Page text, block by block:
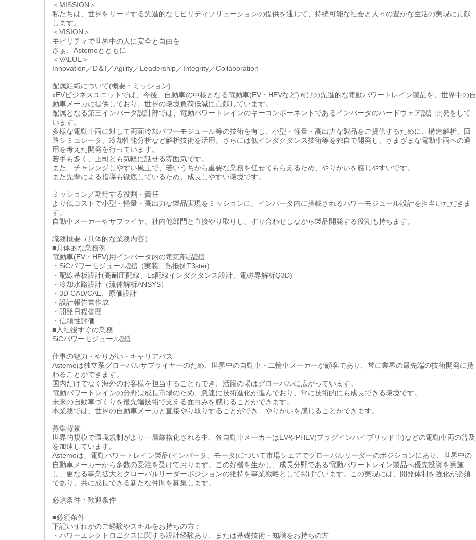
＜MISSION＞
私たちは、世界をリードする先進的なモビリティソリューションの提供を通じて、持続可能な社会と人々の豊かな生活の実現に貢献
します。
＜VISION＞
モビリティで世界中の人に安全と自由を
さぁ、Astemoとともに
＜VALUE＞
Innovation／D＆I／Agility／Leadership／Integrity／Collaboration
配属組織について(概要・ミッション)
xEVビジネスユニットでは、今後、自動車の中核となる電動車(EV・HEVなど)向けの先進的な電動パワートレイン製品を、世界中の自
動車メーカに提供しており、世界の環境負荷低減に貢献しています。
配属となる第三インバータ設計部では、電動パワートレインのキーコンポーネントであるインバータのハードウェア設計開発をして
います。
多様な電動車両に対して両面冷却パワーモジュール等の技術を有し、小型・軽量・高出力な製品をご提供するために、構造解析、回
路シミュレータ、冷却性能分析など解析技術を活用。さらには低インダクタンス技術等を独自で開発し、さまざまな電動車両への適
用を考えた開発を行っています。
若手も多く、上司とも気軽に話せる雰囲気です。
また、チャレンジしやすい風土で、若いうちから重要な業務を任せてもらえるため、やりがいを感じやすいです。
また先輩による指導も徹底しているため、成長しやすい環境です。
ミッション／期待する役割・責任
より低コストで小型・軽量・高出力な製品実現をミッションに、インバータ内に搭載されるパワーモジュール設計を担当いただきま
す。
自動車メーカーやサプライヤ、社内他部門と直接やり取りし、すり合わせしながら製品開発する役割も持ちます。
職務概要（具体的な業務内容）
■具体的な業務例
電動車(EV・HEV)用インバータ内の電気部品設計
・SiCパワーモジュール設計(実装、熱抵抗T3ster)
・配線基板設計(高耐圧配線、Ls配線インダクタンス設計、電磁界解析Q3D)
・冷却水路設計（流体解析ANSYS）
・3D CAD/CAE、原価設計
・設計報告書作成
・開発日程管理
・信頼性評価
■入社後すぐの業務
SiCパワーモジュール設計
仕事の魅力・やりがい・キャリアパス
Astemoは独立系グローバルサプライヤーのため、世界中の自動車・二輪車メーカーが顧客であり、常に業界の最先端の技術開発に携
わることができます。
国内だけでなく海外のお客様を担当することもでき、活躍の場はグローバルに広がっています。
電動パワートレインの分野は成長市場のため、急速に技術進化が進んでおり、常に技術的にも成長できる環境です。
未来の自動車づくりを最先端技術で支える面白みを感じることができます。
本業務では、世界の自動車メーカと直接やり取りすることができ、やりがいを感じることができます。
募集背景
世界的規模で環境規制がより一層厳格化される中、各自動車メーカーはEVやPHEV(プラグインハイブリッド車)などの電動車両の普及
を加速しています。
Astemoは、電動パワートレイン製品(インバータ、モータ)について市場シェアでグローバルリーダーのポジションにあり、世界中の
自動車メーカーから多数の受注を受けております。この好機を生かし、成長分野である電動パワートレイン製品へ優先投資を実施
し、更なる事業拡大とグローバルリーダーポジションの維持を事業戦略として掲げています。この実現には、開発体制を強化が必須
であり、共に成長できる新たな仲間を募集します。
必須条件・歓迎条件
■必須条件
下記いずれかのご経験やスキルをお持ちの方：
・パワーエレクトロニクスに関する設計経験あり、または基礎技術・知識をお持ちの方